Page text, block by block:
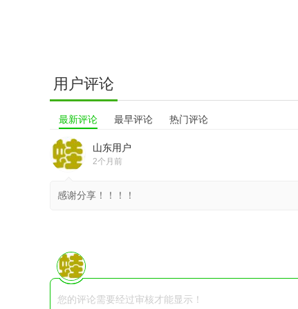
用户评论
最新评论 最早评论 热门评论
山东用户
2个月前
感谢分享！！！！